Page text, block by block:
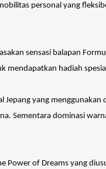
personal yang
sensasi balapan
mendapatkan hadiah
Jepang yang menggunakan
Sementara dominasi
Power of Dreams yang